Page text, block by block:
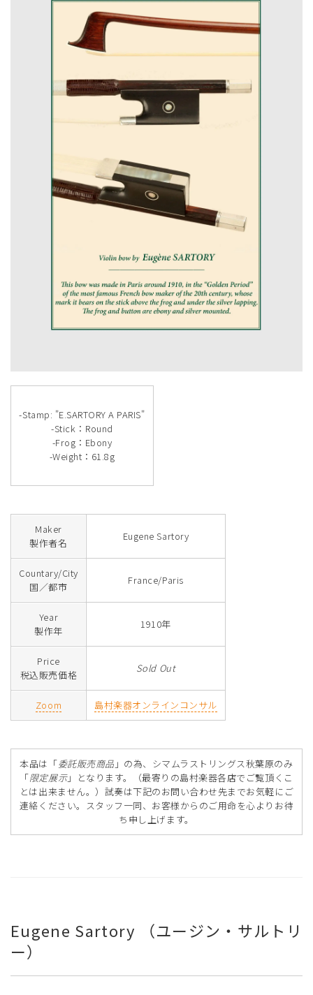
-Stamp: "E.SARTORY A PARIS"
-Stick：Round
-Frog：Ebony
-Weight：61.8g
Maker
製作者名
Eugene Sartory
Countary/City
国／都市
France/Paris
Year
製作年
1910年
Price
税込販売価格
Sold Out
Zoom 島村楽器オンラインコンサル
本品は「委託販売商品 」の為、シマムラストリングス秋葉原のみ
「限定展示」となります。（最寄りの島村楽器各店でご覧頂くこ
とは出来ません。）試奏は下記のお問い合わせ先までお気軽にご
連絡ください。スタッフ一同、お客様からのご用命を心よりお待
ち申し上げます。
Eugene Sartory （ユージン・サルトリ
ー）